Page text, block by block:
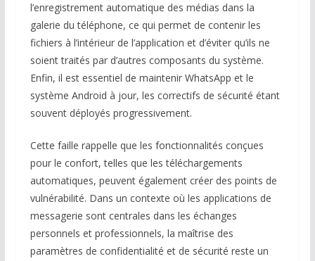
l’enregistrement automatique des médias dans la
galerie du téléphone, ce qui permet de contenir les
fichiers à l’intérieur de l’application et d’éviter qu’ils ne
soient traités par d’autres composants du système.
Enfin, il est essentiel de maintenir WhatsApp et le
système Android à jour, les correctifs de sécurité étant
souvent déployés progressivement.
Cette faille rappelle que les fonctionnalités conçues
pour le confort, telles que les téléchargements
automatiques, peuvent également créer des points de
vulnérabilité. Dans un contexte où les applications de
messagerie sont centrales dans les échanges
personnels et professionnels, la maîtrise des
paramètres de confidentialité et de sécurité reste un